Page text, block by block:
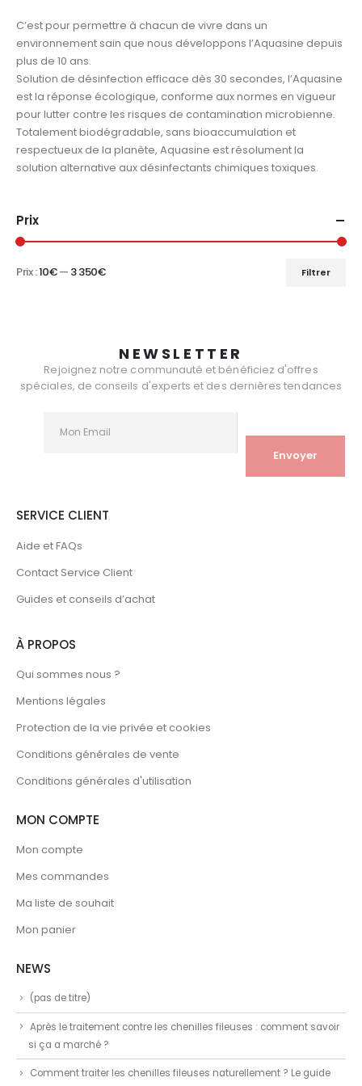
C’est pour permettre à chacun de vivre dans un
environnement sain que nous développons l’Aquasine depuis
plus de 10 ans.
Solution de désinfection efficace dès 30 secondes, l’Aquasine
est la réponse écologique, conforme aux normes en vigueur
pour lutter contre les risques de contamination microbienne.
Totalement biodégradable, sans bioaccumulation et
respectueux de la planète, Aquasine est résolument la
solution alternative aux désinfectants chimiques toxiques.
Prix
Filtrer
Prix :10€— 3 350€
NEWSLETTER
Rejoignez notre communauté et bénéficiez d'offres
spéciales, de conseils d'experts et des dernières tendances
SERVICE CLIENT
Aide et FAQs
Contact Service Client
Guides et conseils d’achat
À PROPOS
Qui sommes nous ?
Mentions légales
Protection de la vie privée et cookies
Conditions générales de vente
Conditions générales d'utilisation
MON COMPTE
Mon compte
Mes commandes
Ma liste de souhait
Mon panier
NEWS
(pas de titre)
Après le traitement contre les chenilles fileuses : comment savoir
si ça a marché ?
Comment traiter les chenilles fileuses naturellement ? Le guide